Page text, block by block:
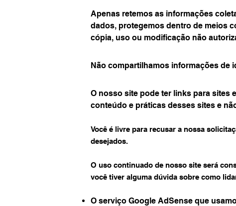
Apenas retemos as informações
dados, protegemos dentro de meios
cópia, uso ou modificação não
Não compartilhamos informações de
O nosso site pode ter links para sites
conteúdo e práticas desses sites e
Você é livre para recusar a nossa
desejados.
O uso continuado de nosso site será
você tiver alguma dúvida sobre como
O serviço Google AdSense que